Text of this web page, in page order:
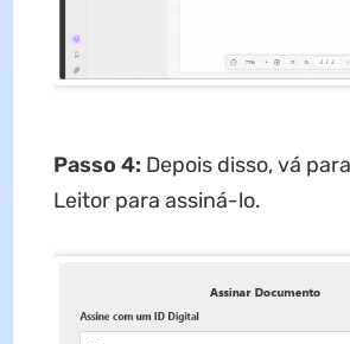
Passo 4: Depois disso, vá
Leitor para assiná-lo.